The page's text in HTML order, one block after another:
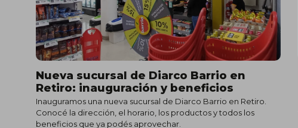
Nueva sucursal de Diarco Barrio en
Retiro: inauguración y beneficios
Inauguramos una nueva sucursal de Diarco Barrio en Retiro.
Conocé la dirección, el horario, los productos y todos los
beneficios que ya podés aprovechar.